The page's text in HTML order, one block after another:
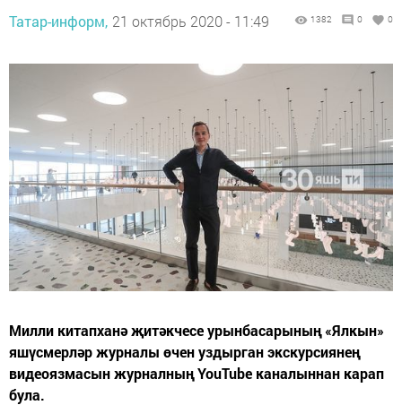
Татар-информ, 21 октябрь 2020 - 11:49 1382 0 0
Милли китапханә җитәкчесе урынбасарының «Ялкын»
яшүсмерләр журналы өчен уздырган экскурсиянең
видеоязмасын журналның YouTube каналыннан карап
була.